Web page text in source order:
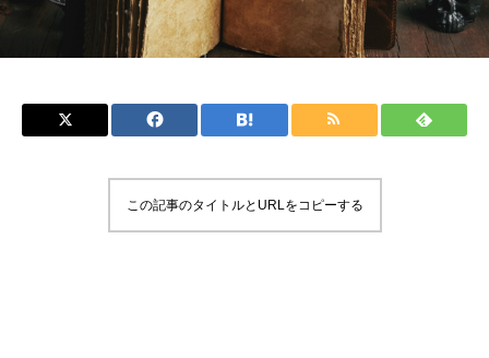
この記事のタイトルとURLをコピーする